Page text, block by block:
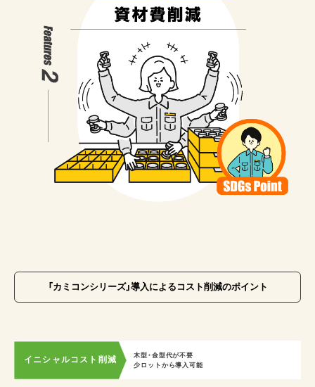
「カミコンシリーズ」導入によるコスト削減のポイント
イニシャルコスト削減
木型・金型代が不要
少ロットから導入可能